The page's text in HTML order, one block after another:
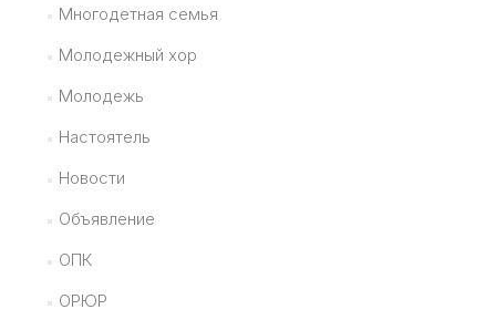
Многодетная семья
Молодежный хор
Молодежь
Настоятель
Новости
Объявление
ОПК
ОРЮР